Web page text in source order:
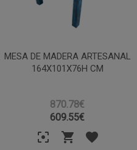
MESA DE MADERA ARTESANAL
164X101X76H CM
870.78€
609.55€